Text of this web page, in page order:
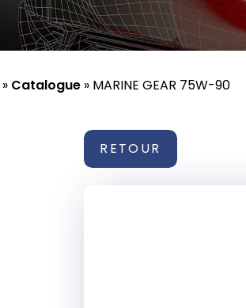
» Catalogue » MARINE GEAR 75W-90
RETOUR